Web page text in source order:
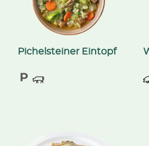
Pichelsteiner Eintopf